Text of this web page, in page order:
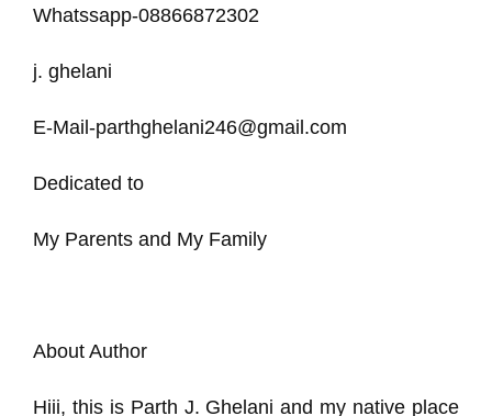
Whatssapp-08866872302
j. ghelani
E-Mail-parthghelani246@gmail.com
Dedicated to
My Parents and My Family
About Author
Hiii, this is Parth J. Ghelani and my native place